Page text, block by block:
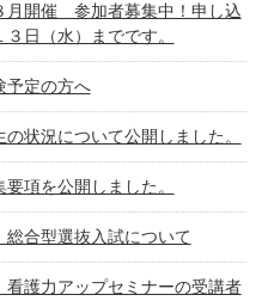
月開催 参加者募集中！申し込
日（水）までです。
予定の方へ
状況について公開しました。
項を公開しました。
合型選抜入試について
力アップセミナーの受講者